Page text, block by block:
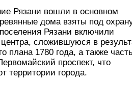
Рязани вошли в основном
дома взяты под
Рязани включили
сложившуюся в
плана 1780 года, а также
проспект, что
территории города.